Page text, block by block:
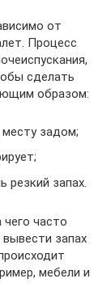
от
Процесс
сделать
образом:
задом;
запах.
часто
запах
мебели и